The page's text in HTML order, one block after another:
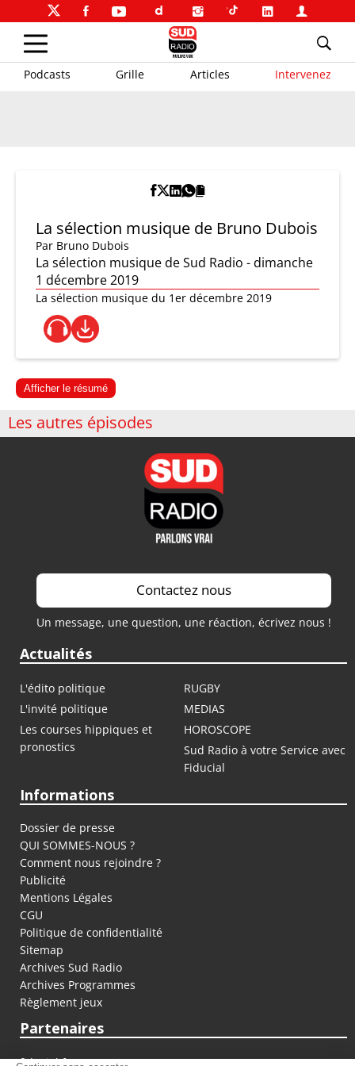
Podcasts Grille Articles Intervenez
La sélection musique de Bruno Dubois
Par Bruno Dubois
La sélection musique de Sud Radio - dimanche
1 décembre 2019
La sélection musique du 1er décembre 2019
Afficher le résumé
Les autres épisodes
Contactez nous
Un message, une question, une réaction, écrivez nous !
Actualités
L'édito politique
RUGBY
L'invité politique
MEDIAS
Les courses hippiques et
pronostics
HOROSCOPE
Sud Radio à votre Service avec
Fiducial
Informations
Dossier de presse
QUI SOMMES-NOUS ?
Comment nous rejoindre ?
Publicité
Mentions Légales
CGU
Politique de confidentialité
Sitemap
Archives Sud Radio
Archives Programmes
Règlement jeux
Partenaires
fiducial.fr